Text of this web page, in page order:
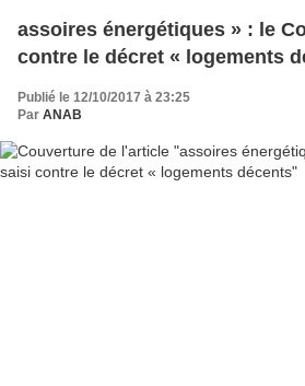
assoires énergétiques » : le
contre le décret « logements
Publié le 12/10/2017 à 23:25
Par ANAB